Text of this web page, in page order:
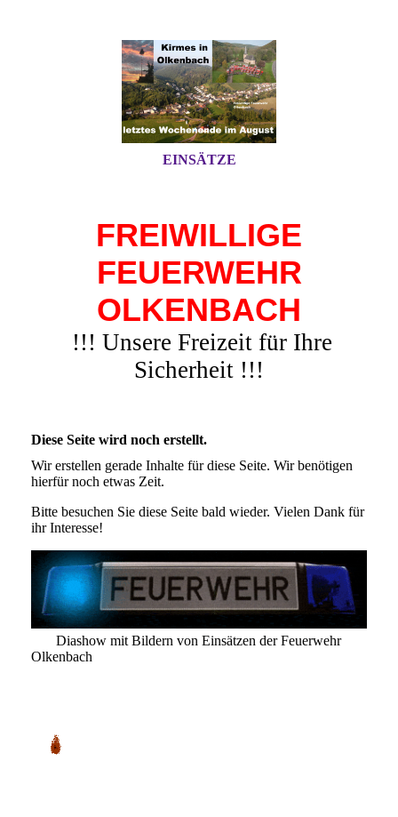
EINSÄTZE
FREIWILLIGE
FEUERWEHR
OLKENBACH
!!! Unsere Freizeit für Ihre
Sicherheit !!!
Diese Seite wird noch erstellt.
Wir erstellen gerade Inhalte für diese Seite. Wir benötigen
hierfür noch etwas Zeit.
Bitte besuchen Sie diese Seite bald wieder. Vielen Dank für
ihr Interesse!
Diashow mit Bildern von Einsätzen der Feuerwehr
Olkenbach